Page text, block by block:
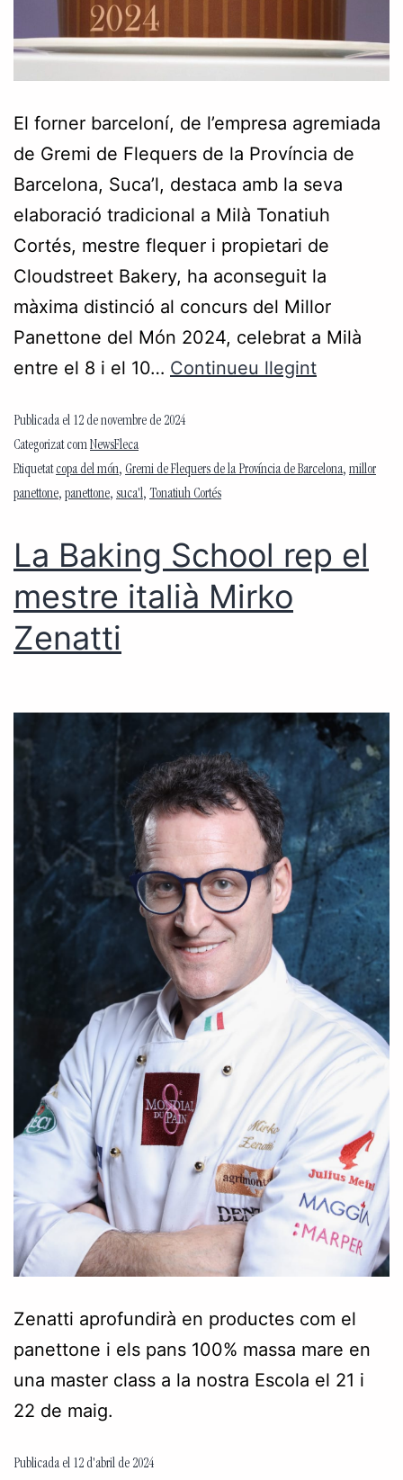
El forner barceloní, de l’empresa agremiada
de Gremi de Flequers de la Província de
Barcelona, Suca’l, destaca amb la seva
elaboració tradicional a Milà Tonatiuh
Cortés, mestre flequer i propietari de
Cloudstreet Bakery, ha aconseguit la
màxima distinció al concurs del Millor
Panettone del Món 2024, celebrat a Milà
entre el 8 i el 10… Continueu llegint
Publicada el 12 de novembre de 2024
Categorizat comNewsFleca
Etiquetatcopa del món, Gremi de Flequers de la Província de Barcelona, millor
panettone, panettone, suca'l, Tonatiuh Cortés
La Baking School rep el
mestre italià Mirko
Zenatti
Zenatti aprofundirà en productes com el
panettone i els pans 100% massa mare en
una master class a la nostra Escola el 21 i
22 de maig.
Publicada el 12 d'abril de 2024